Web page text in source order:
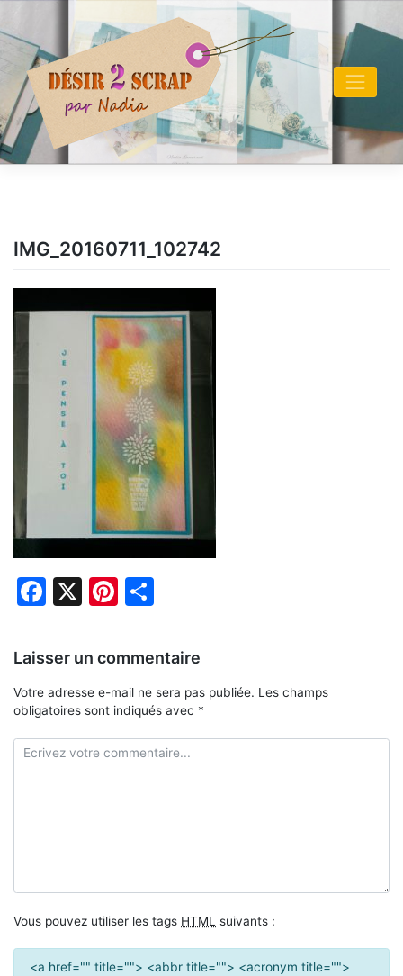
content
IMG_20160711_102742
Facebook
X Pinterest
Laisser un commentaire
Votre adresse e-mail ne sera pas publiée. Les champs
obligatoires sont indiqués avec *
Vous pouvez utiliser les tags HTML suivants :
<a href="" title=""> <abbr title=""> <acronym title="">